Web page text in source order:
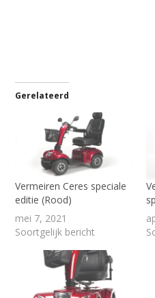
Gerelateerd
Vermeiren Ceres speciale
editie (Rood)
mei 7, 2021
Soortgelijk bericht